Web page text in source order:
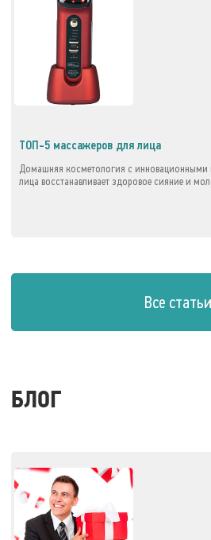
ТОП-5 массажеров для лица
Домашняя косметология с
лица восстанавливает здоровое сияние и
Все статьи
БЛОГ